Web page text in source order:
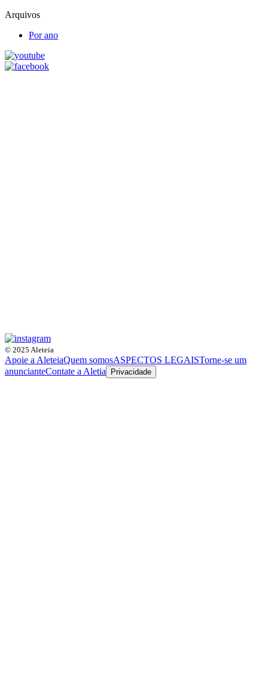
Arquivos
Por ano
© 2025 Aleteia
Apoie a AleteiaQuem somosASPECTOS LEGAISTorne-se um
anuncianteContate a Aletia Privacidade